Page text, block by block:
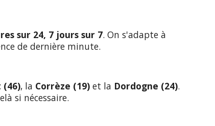
sur 24, 7 jours sur 7. On s'adapte à
de dernière minute.
(46), la Corrèze (19) et la Dordogne (24).
si nécessaire.